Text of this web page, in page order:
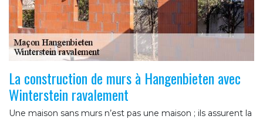
La construction de murs à Hangenbieten avec
Winterstein ravalement
Une maison sans murs n’est pas une maison ; ils assurent la